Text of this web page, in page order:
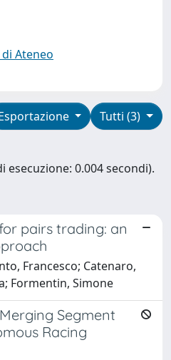
Ateneo
Tutti (3)
esecuzione: 0.004 secondi).
pairs trading: an
Francesco; Catenaro,
Formentin, Simone
Segment
Racing